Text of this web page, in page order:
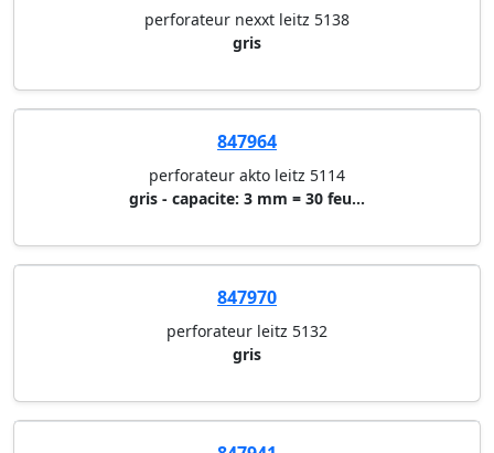
perforateur nexxt leitz 5138
gris
847964
perforateur akto leitz 5114
gris - capacite: 3 mm = 30 feu...
847970
perforateur leitz 5132
gris